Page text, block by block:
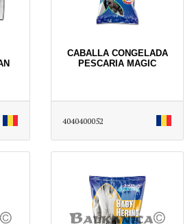
CABALLA CONGELADA
PESCARIA MAGIC
4040400052